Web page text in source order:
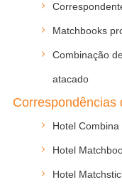
Matchbooks
Combinação
atacado
Correspondências
Hotel
Hotel
Hotel